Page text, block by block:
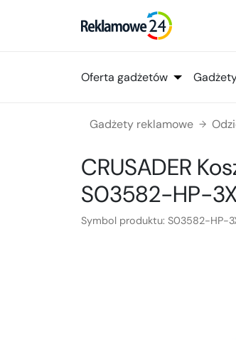
Oferta gadżetów
Gadżety reklamowe →
CRUSADER
S03582-HP-
Symbol produktu: S03582-HP-